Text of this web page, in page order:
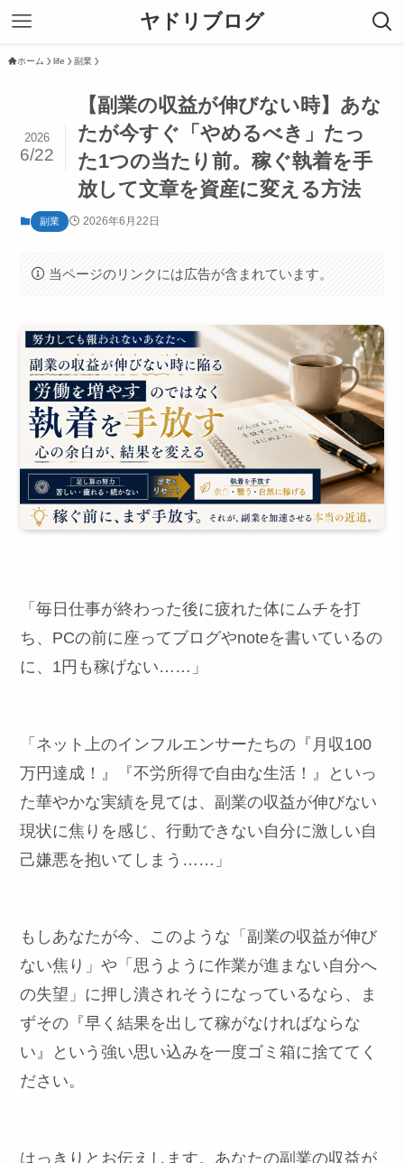
ヤドリブログ
ホーム life 副業
【副業の収益が伸びない時】あな
たが今すぐ「やめるべき」たっ
た1つの当たり前。稼ぐ執着を手
放して文章を資産に変える方法
2026
6/22
副業 2026年6月22日
当ページのリンクには広告が含まれています。
「毎日仕事が終わった後に疲れた体にムチを打
ち、PCの前に座ってブログやnoteを書いているの
に、1円も稼げない……」
「ネット上のインフルエンサーたちの『月収100
万円達成！』『不労所得で自由な生活！』といっ
た華やかな実績を見ては、副業の収益が伸びない
現状に焦りを感じ、行動できない自分に激しい自
己嫌悪を抱いてしまう……」
もしあなたが今、このような「副業の収益が伸び
ない焦り」や「思うように作業が進まない自分へ
の失望」に押し潰されそうになっているなら、ま
ずその『早く結果を出して稼がなければならな
い』という強い思い込みを一度ゴミ箱に捨ててく
ださい。
はっきりとお伝えします。あなたの副業の収益が